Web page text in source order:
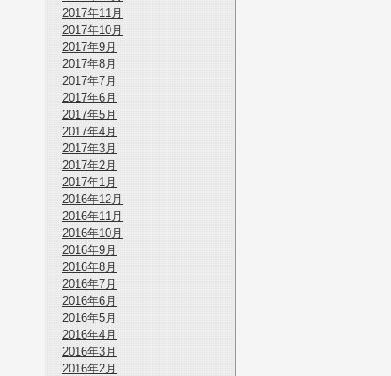
2017年11月
2017年10月
2017年9月
2017年8月
2017年7月
2017年6月
2017年5月
2017年4月
2017年3月
2017年2月
2017年1月
2016年12月
2016年11月
2016年10月
2016年9月
2016年8月
2016年7月
2016年6月
2016年5月
2016年4月
2016年3月
2016年2月